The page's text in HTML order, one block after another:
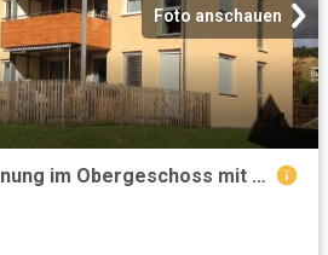
Foto anschauen
Helle 4 Zimmer Wohnung im Obergeschoss mit Balkon geförderte Miete ODER geförderte Miete mit Kaufoption 4 Zimmer